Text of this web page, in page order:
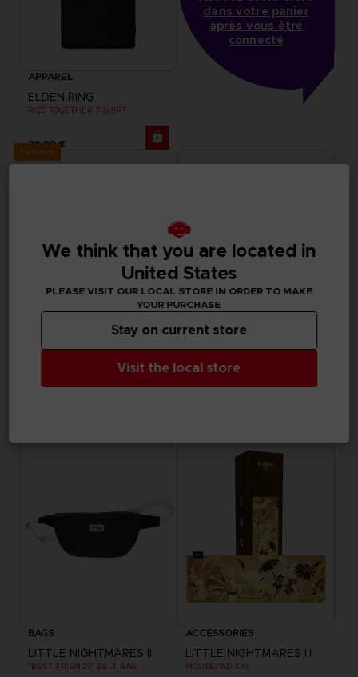
APPAREL
ELDEN RING
RISE TOGETHER T-SHIRT
29,99 €
dans votre panier
après vous être
connecté
Exclusive
APPAREL
RISE TOGETHER HOODIE
DARK SOULS
GWYN TANKARD
BAGS
LITTLE NIGHTMARES III
"BEST FRIENDS" BELT BAG
ACCESSORIES
LITTLE NIGHTMARES III
MOUSEPAD XXL
We think that you are located in
United States
PLEASE VISIT OUR LOCAL STORE IN ORDER TO MAKE
YOUR PURCHASE
Visit the local store
Stay on current store